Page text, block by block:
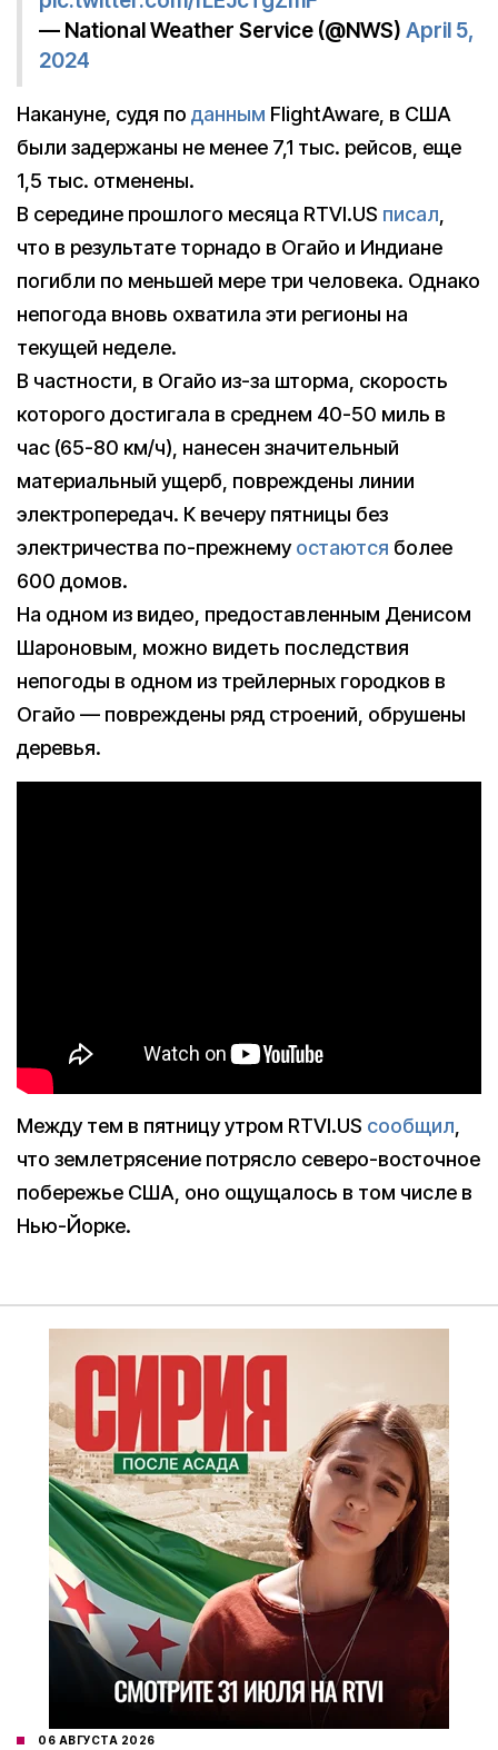
— National Weather Service (@NWS) April 5,
2024
Накануне, судя по данным FlightAware, в США
были задержаны не менее 7,1 тыс. рейсов, еще
1,5 тыс. отменены.
В середине прошлого месяца RTVI.US писал,
что в результате торнадо в Огайо и Индиане
погибли по меньшей мере три человека. Однако
непогода вновь охватила эти регионы на
текущей неделе.
В частности, в Огайо из-за шторма, скорость
которого достигала в среднем 40-50 миль в
час (65-80 км/ч), нанесен значительный
материальный ущерб, повреждены линии
электропередач. К вечеру пятницы без
электричества по-прежнемуостаются более
600 домов.
На одном из видео, предоставленным Денисом
Шароновым, можно видеть последствия
непогоды в одном из трейлерных городков в
Огайо — повреждены ряд строений, обрушены
деревья.
Между тем в пятницу утром RTVI.US сообщил,
что землетрясение потрясло северо-восточное
побережье США, оно ощущалось в том числе в
Нью-Йорке.
06 АВГУСТА 2026